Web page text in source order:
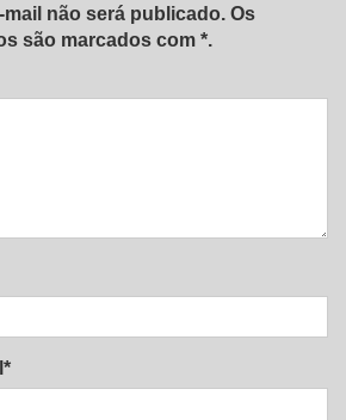
não será publicado. Os
são marcados com *.